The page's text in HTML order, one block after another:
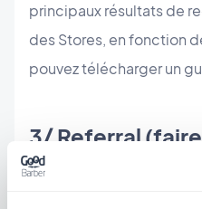
principaux résultats de
des Stores, en fonction
pouvez télécharger un
3/ Referral
et de votre